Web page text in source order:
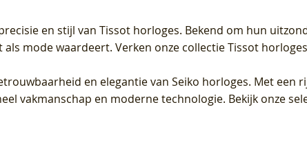
en stijl van Tissot horloges. Bekend om hun
mode waardeert. Verken onze collectie Tissot
en elegantie van Seiko horloges. Met een
vakmanschap en moderne technologie. Bekijk onze